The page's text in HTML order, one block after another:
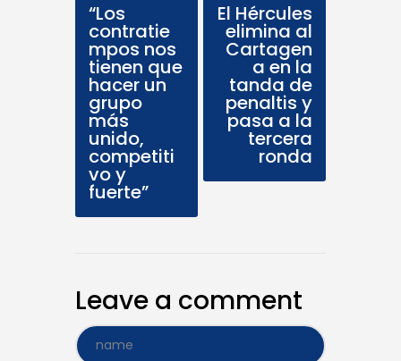
“Los
contratie
mpos nos
tienen que
hacer un
grupo
más
unido,
competiti
vo y
fuerte”
El Hércules
elimina al
Cartagen
a en la
tanda de
penaltis y
pasa a la
tercera
ronda
Leave a comment